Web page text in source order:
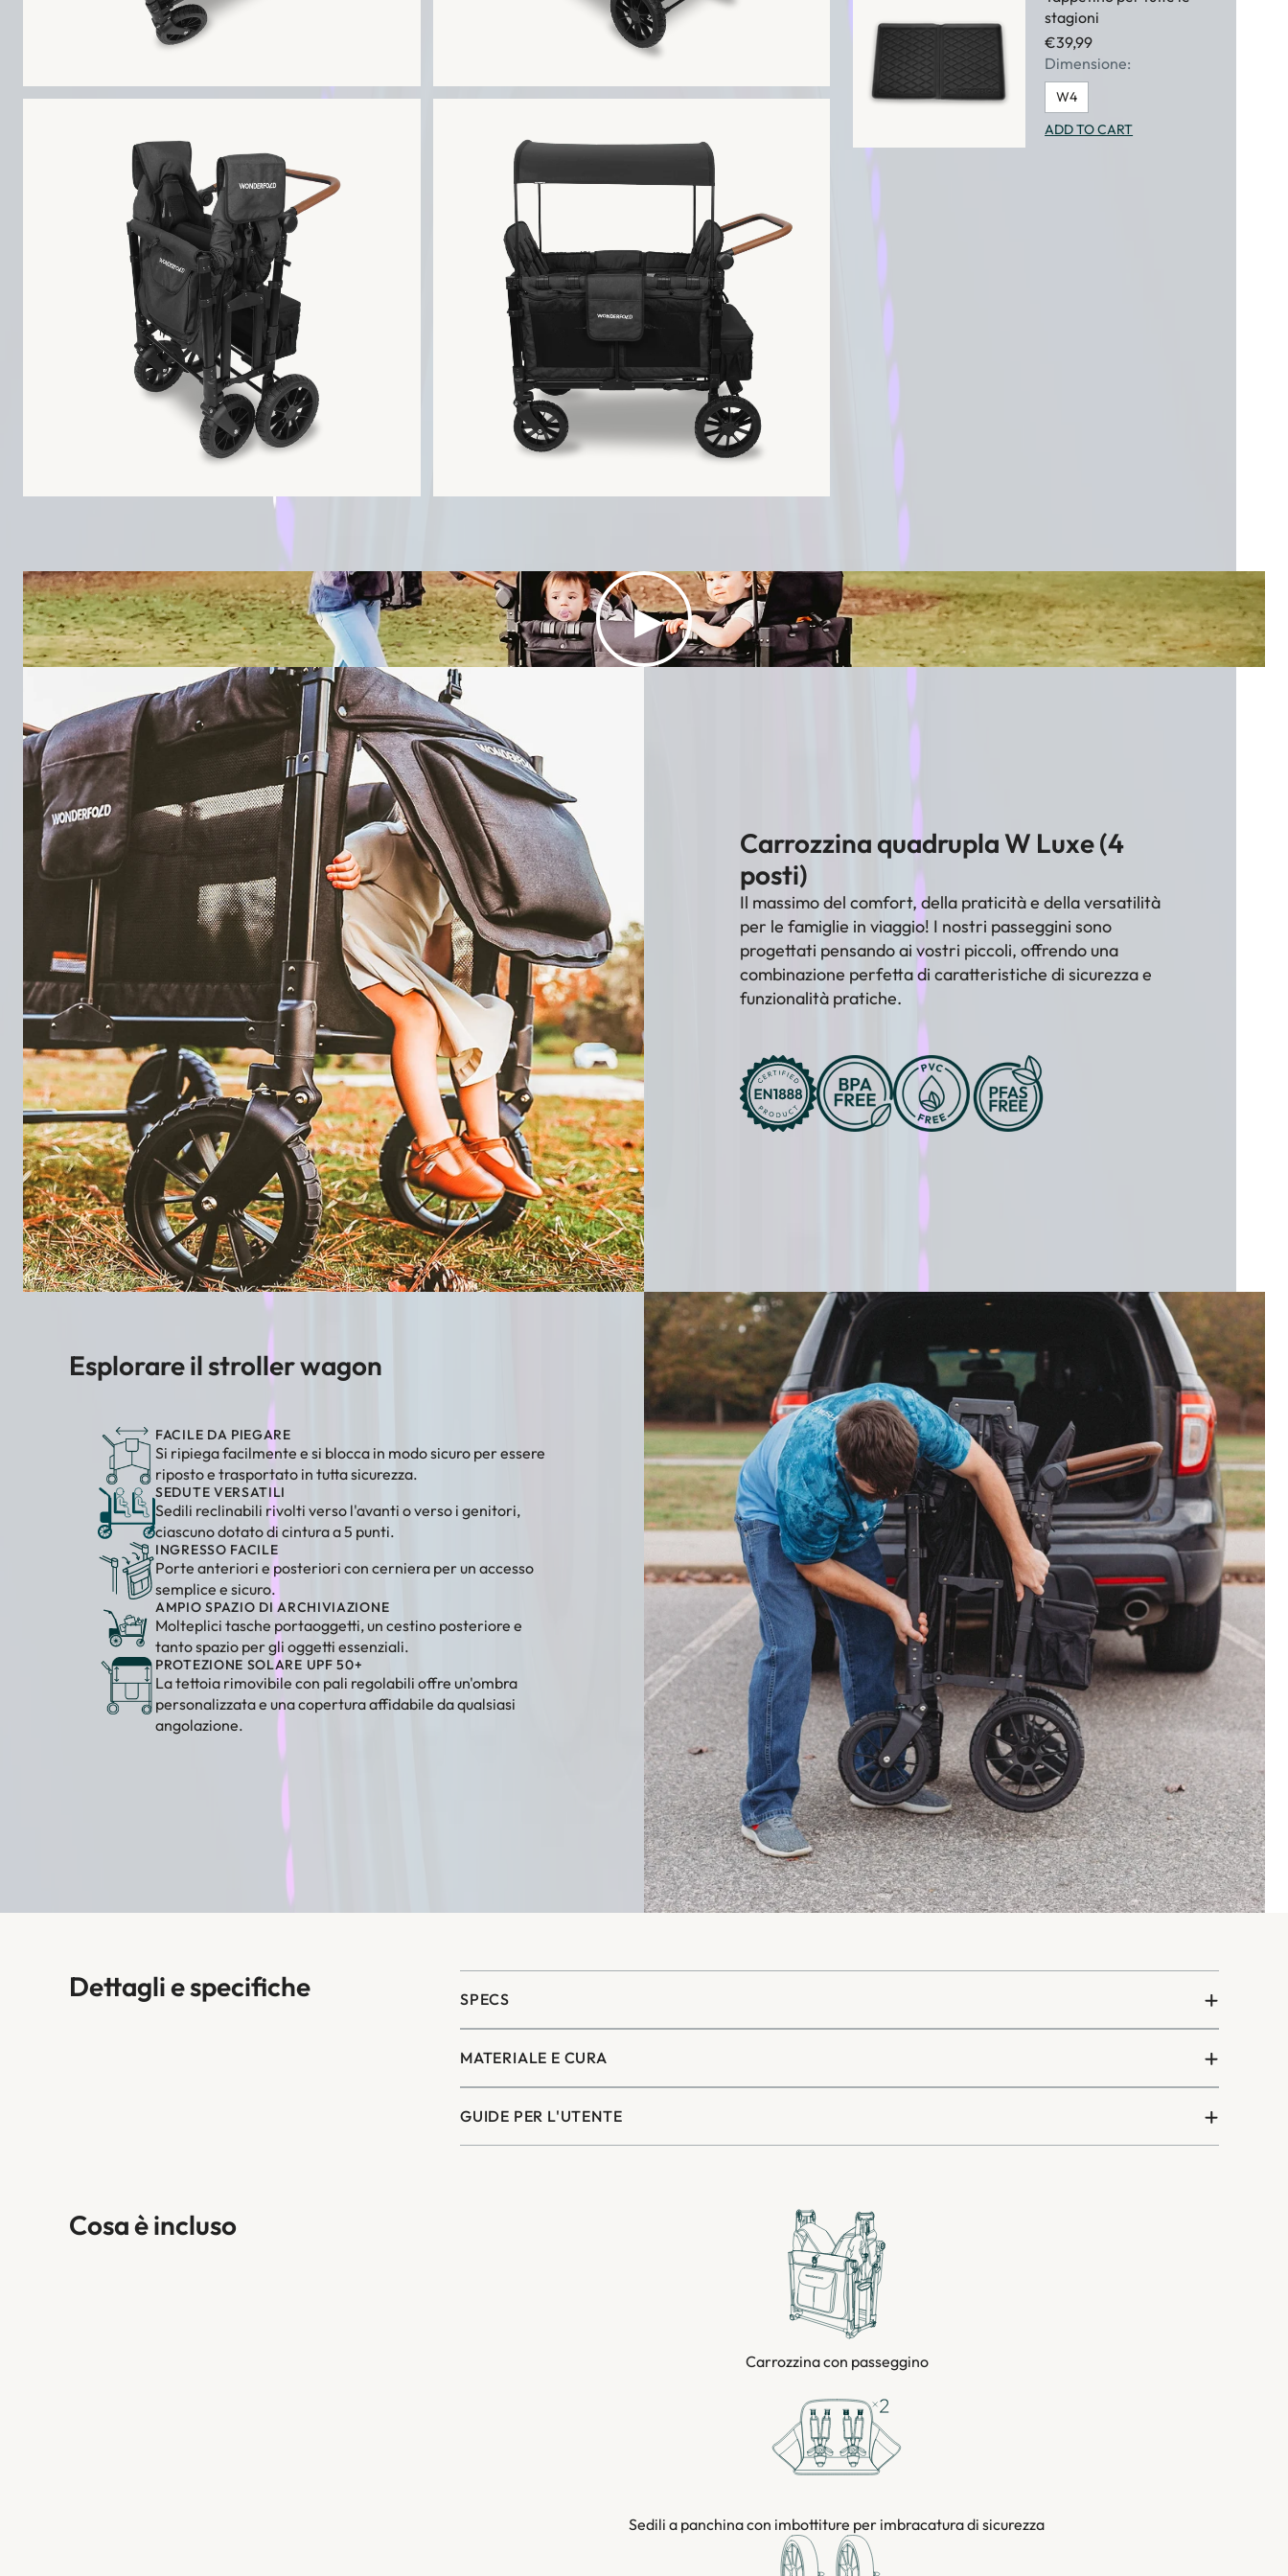
–¡
stagioni
€39,99
Dimensione:
W4
ADD TO CART
▶
Carrozzina quadrupla W Luxe (4
posti)
Il massimo del comfort, della praticità e della versatilità
per le famiglie in viaggio! I nostri passeggini sono
progettati pensando ai vostri piccoli, offrendo una
combinazione perfetta di caratteristiche di sicurezza e
funzionalità pratiche.
Esplorare il stroller wagon
FACILE DA PIEGARE
Si ripiega facilmente e si blocca in modo sicuro per essere
riposto e trasportato in tutta sicurezza.
SEDUTE VERSATILI
Sedili reclinabili rivolti verso l'avanti o verso i genitori,
ciascuno dotato di cintura a 5 punti.
INGRESSO FACILE
Porte anteriori e posteriori con cerniera per un accesso
semplice e sicuro.
AMPIO SPAZIO DI ARCHIVIAZIONE
Molteplici tasche portaoggetti, un cestino posteriore e
tanto spazio per gli oggetti essenziali.
PROTEZIONE SOLARE UPF 50+
La tettoia rimovibile con pali regolabili offre un'ombra
personalizzata e una copertura affidabile da qualsiasi
angolazione.
Dettagli e specifiche SPECS
MATERIALE E CURA
GUIDE PER L'UTENTE
Cosa è incluso
Carrozzina con passeggino
Sedili a panchina con imbottiture per imbracatura di sicurezza